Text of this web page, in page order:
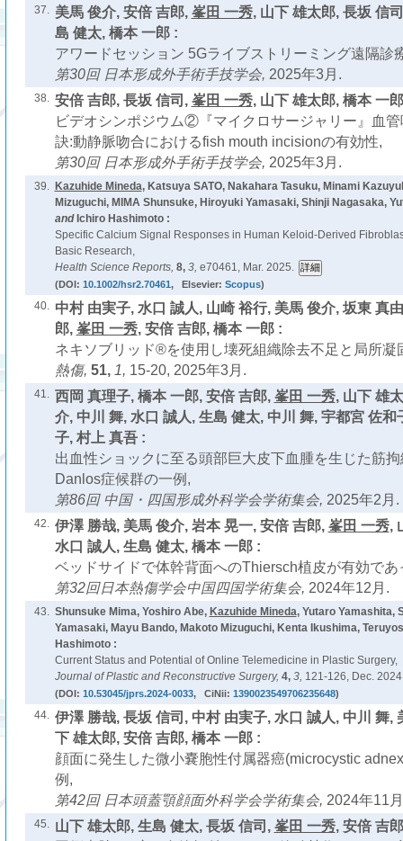
37. 美馬 俊介, 安倍 吉郎, 峯田 一秀, 山下 雄太郎, 長坂 信
島 健太, 橋本 一郎 :
アワードセッション 5Gライブストリーミング遠隔診
第30回 日本形成外手術手技学会, 2025年3月.
38. 安倍 吉郎, 長坂 信司, 峯田 一秀, 山下 雄太郎, 橋本 一
ビデオシンポジウム②『マイクロサージャリー』血
訣:動静脈吻合におけるfish mouth incisionの有効性,
第30回 日本形成外手術手技学会, 2025年3月.
39. Kazuhide Mineda, Katsuya SATO, Nakahara Tasuku, Minami
Mizuguchi, MIMA Shunsuke, Hiroyuki Yamasaki, Shinji Nagasaka,
and Ichiro Hashimoto :
Specific Calcium Signal Responses in Human Keloid-Derived
Basic Research,
Health Science Reports, 8, 3, e70461, Mar. 2025.
(DOI: 10.1002/hsr2.70461, Elsevier: Scopus)
40. 中村 由実子, 水口 誠人, 山崎 裕行, 美馬 俊介, 坂東 真
郎, 峯田 一秀, 安倍 吉郎, 橋本 一郎 :
ネキソブリッド®を使用し壊死組織除去不足と局所凝
熱傷, 51, 1, 15-20, 2025年3月.
41. 西岡 真理子, 橋本 一郎, 安倍 吉郎, 峯田 一秀, 山下 雄
介, 中川 舞, 水口 誠人, 生島 健太, 中川 舞, 宇都宮 佐和
子, 村上 真吾 :
出血性ショックに至る頭部巨大皮下血腫を生じた筋
Danlos症候群の一例,
第86回 中国・四国形成外科学会学術集会, 2025年2月.
42. 伊澤 勝哉, 美馬 俊介, 岩本 晃一, 安倍 吉郎, 峯田 一秀,
水口 誠人, 生島 健太, 橋本 一郎 :
ベッドサイドで体幹背面へのThiersch植皮が有効で
第32回日本熱傷学会中国四国学術集会, 2024年12月.
43. Shunsuke Mima, Yoshiro Abe, Kazuhide Mineda, Yutaro Yamashita,
Yamasaki, Mayu Bando, Makoto Mizuguchi, Kenta Ikushima,
Hashimoto :
Current Status and Potential of Online Telemedicine in Plastic Surgery,
Journal of Plastic and Reconstructive Surgery, 4, 3, 121-126, Dec.
(DOI: 10.53045/jprs.2024-0033, CiNii: 1390023549706235648)
44. 伊澤 勝哉, 長坂 信司, 中村 由実子, 水口 誠人, 中川 舞,
下 雄太郎, 安倍 吉郎, 橋本 一郎 :
顔面に発生した微小嚢胞性付属器癌(microcystic
例,
第42回 日本頭蓋顎顔面外科学会学術集会, 2024年11
45. 山下 雄太郎, 生島 健太, 長坂 信司, 峯田 一秀, 安倍 吉